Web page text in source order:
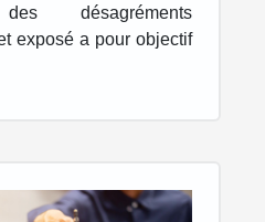
désagréments
exposé a pour objectif